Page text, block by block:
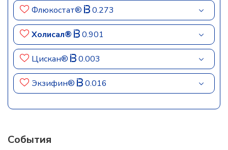
Флюкостат® 0.273
Холисал® 0.901
Цискан® 0.003
Экзифин® 0.016
События